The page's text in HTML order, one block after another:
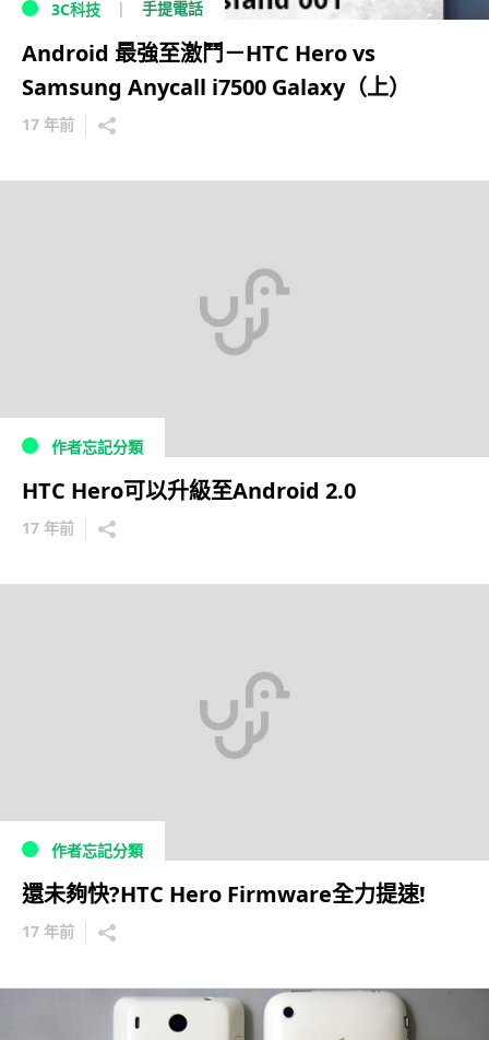
3C科技 手提電話
Android 最強至激鬥－HTC Hero vs
Samsung Anycall i7500 Galaxy（上）
17 年前
作者忘記分類
HTC Hero可以升級至Android 2.0
17 年前
作者忘記分類
還未夠快?HTC Hero Firmware全力提速!
17 年前